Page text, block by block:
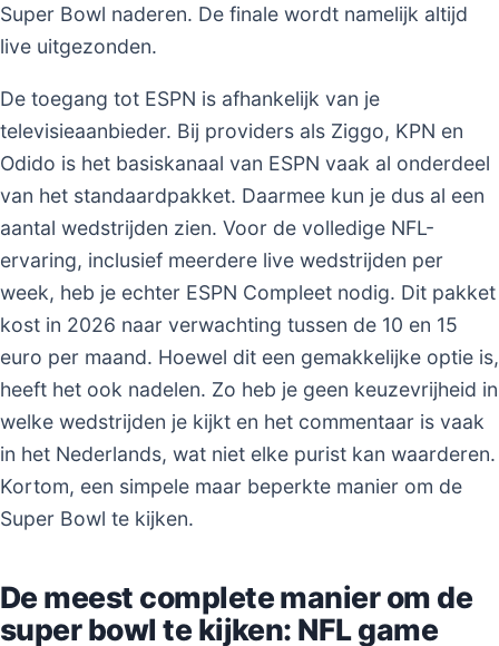
Super Bowl naderen. De finale wordt namelijk altijd
live uitgezonden.
De toegang tot ESPN is afhankelijk van je
televisieaanbieder. Bij providers als Ziggo, KPN en
Odido is het basiskanaal van ESPN vaak al onderdeel
van het standaardpakket. Daarmee kun je dus al een
aantal wedstrijden zien. Voor de volledige NFL-
ervaring, inclusief meerdere live wedstrijden per
week, heb je echter ESPN Compleet nodig. Dit pakket
kost in 2026 naar verwachting tussen de 10 en 15
euro per maand. Hoewel dit een gemakkelijke optie is,
heeft het ook nadelen. Zo heb je geen keuzevrijheid in
welke wedstrijden je kijkt en het commentaar is vaak
in het Nederlands, wat niet elke purist kan waarderen.
Kortom, een simpele maar beperkte manier om de
Super Bowl te kijken.
De meest complete manier om de
super bowl te kijken: NFL game